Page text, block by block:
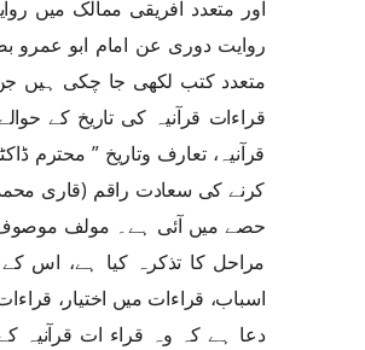
اور متعدد افریقی ممالک میں
روایت دوری عن امام ابو عمرو
متعدد کتب لکھی جا چکی ہیں
قراءات قرآنیہ کی تاریخ کے
قرآنیہ، تعارف وتاریخ ” محترم
کرنے کی سعادت راقم (قاری
حصے میں آئی ہے۔ مولف موصوف
مراحل کا تذکرہ کیا ہے، اس
اسباب، قراءات میں اختیار،
دعا ہے کہ وہ قراء ات قرآنیہ